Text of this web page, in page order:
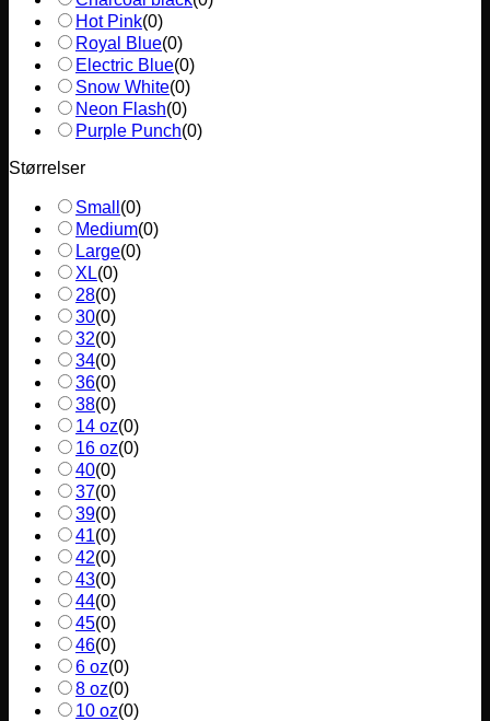
Hot Pink(0)
Royal Blue(0)
Electric Blue(0)
Snow White(0)
Neon Flash(0)
Purple Punch(0)
Størrelser
Small (0)
Medium(0)
Large(0)
XL(0)
28(0)
30(0)
32(0)
34(0)
36(0)
38(0)
14 oz(0)
16 oz(0)
40(0)
37(0)
39(0)
41(0)
42(0)
43(0)
44(0)
45(0)
46(0)
6 oz(0)
8 oz(0)
10 oz(0)